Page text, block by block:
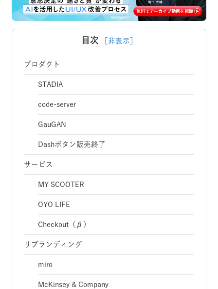
目次 非表示
プロダクト
STADIA
code-server
GauGAN
Dashボタン販売終了
サービス
MY SCOOTER
OYO LIFE
Checkout（β）
リブランディング
miro
McKinsey & Company